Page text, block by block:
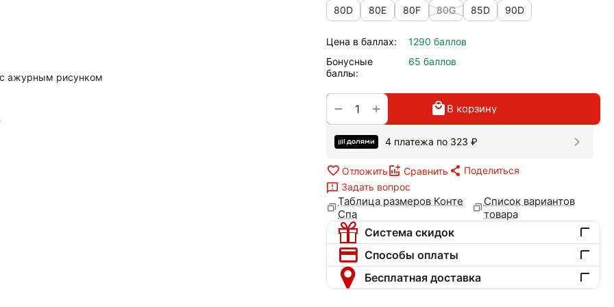
80D 80E 80F 80G 85D 90D
Цена в баллах:
1290 баллов
Бонусные
баллы:
65 баллов
+
− В корзину
4 платежа по 323 ₽
Отложить Сравнить
Поделиться
Задать вопрос
Таблица размеров Конте
Спа
Список вариантов
товара
Система скидок
Способы оплаты
Бесплатная доставка
ажурным рисунком